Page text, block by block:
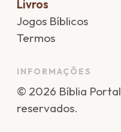
Livros
Jogos Bíblicos
Termos
INFORMAÇÕES
© 2026 Bíblia Portal
reservados.